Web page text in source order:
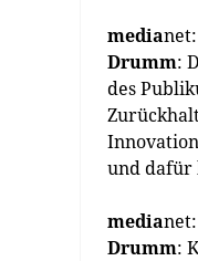
media
Drumm:
des
und dafür
media
Drumm: